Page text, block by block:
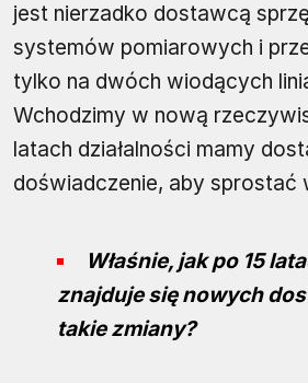
jest nierzadko dostawcą
systemów pomiarowych i
tylko na dwóch wiodących
Wchodzimy w nową
latach działalności mamy
doświadczenie, aby sprostać
Właśnie, jak po 15
znajduje się nowych
takie zmiany?